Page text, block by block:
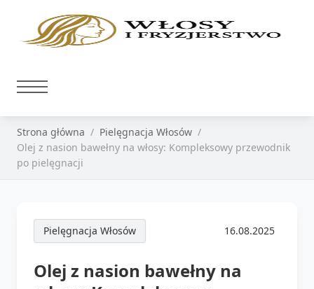
Strona główna
Pielęgnacja Włosów
Olej z nasion bawełny na włosy: Kompleksowy przewodnik
po pielęgnacji
Pielęgnacja Włosów 16.08.2025
Olej z nasion bawełny na